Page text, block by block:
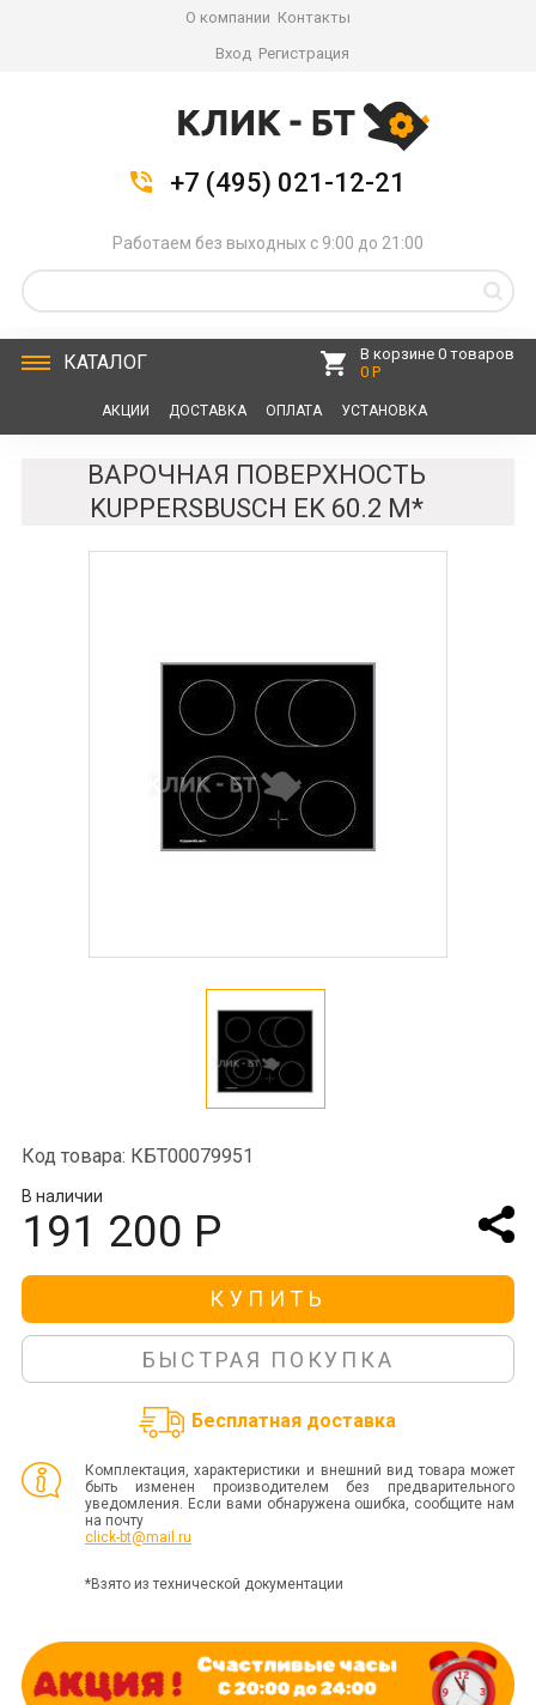
О компании Контакты
Вход Регистрация
+7 (495) 021-12-21
Работаем без выходных с 9:00 до 21:00
КАТАЛОГ
В корзине 0 товаров
0 Р
АКЦИИ ДОСТАВКА ОПЛАТА УСТАНОВКА
ВАРОЧНАЯ ПОВЕРХНОСТЬ
KUPPERSBUSCH EK 60.2 M*
Код товара: КБТ00079951
В наличии
191 200 Р
КУПИТЬ
БЫСТРАЯ ПОКУПКА
Бесплатная доставка
Комплектация, характеристики и внешний вид товара может
быть изменен производителем без предварительного
уведомления. Если вами обнаружена ошибка, сообщите нам
на почту
click-bt@mail.ru
*Взято из технической документации